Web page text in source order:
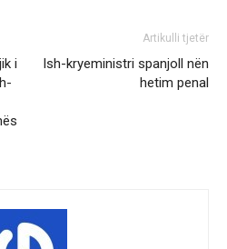
i
Artikulli tjetër
Ish-kryeministri spanjoll nën
hetim penal